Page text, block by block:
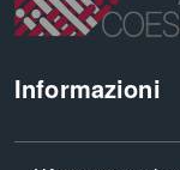
Informazioni